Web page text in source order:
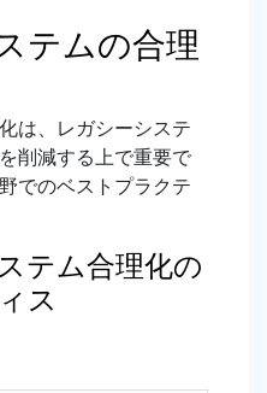
テムの合理
は、レガシーシステ
削減する上で重要で
でのベストプラクテ
テム合理化の
ス